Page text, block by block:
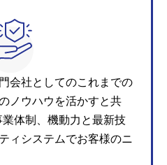
会社としてのこれまでの
ノウハウを活かすと共
体制、機動力と最新技
ィシステムでお客様のニ